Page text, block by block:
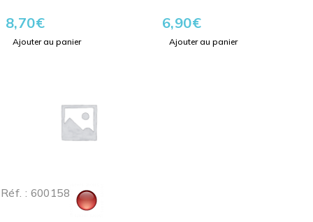
8,70€
Ajouter au panier
6,90€
Ajouter au panier
Réf. : 600158